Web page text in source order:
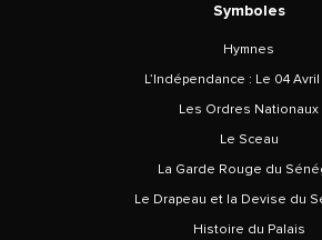
Symboles
Hymnes
L’Indépendance : Le 04
Les Ordres Nationaux
Le Sceau
La Garde Rouge du
Le Drapeau et la Devise du
Histoire du Palais